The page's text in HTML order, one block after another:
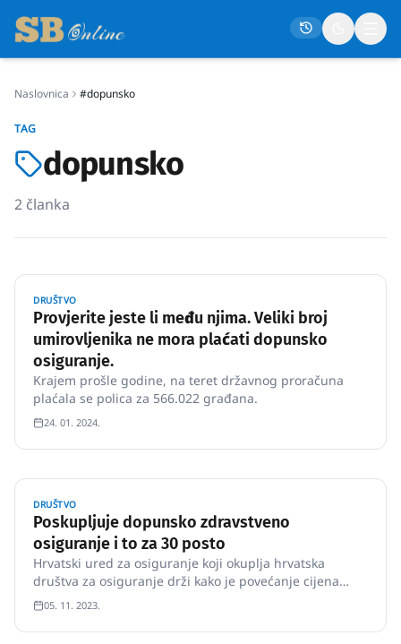
Društvo
Politika
Gospodarstvo
Crna kronika
Sport
Kultura
Osmrtnice
Naslovnica #dopunsko
TAG
dopunsko
2 članka
DRUŠTVO
Provjerite jeste li među njima. Veliki broj
umirovljenika ne mora plaćati dopunsko
osiguranje.
Krajem prošle godine, na teret državnog proračuna
plaćala se polica za 566.022 građana.
24. 01. 2024.
DRUŠTVO
Poskupljuje dopunsko zdravstveno
osiguranje i to za 30 posto
Hrvatski ured za osiguranje koji okuplja hrvatska
društva za osiguranje drži kako je povećanje cijena
dopunskog zdravstvenog osiguranja i za 30-ak posto,
koje su najavile neke privatne osiguravateljske kuće,
bilo nužno, dok HZZO zadržava cijene i nada se prilivu
05. 11. 2023.